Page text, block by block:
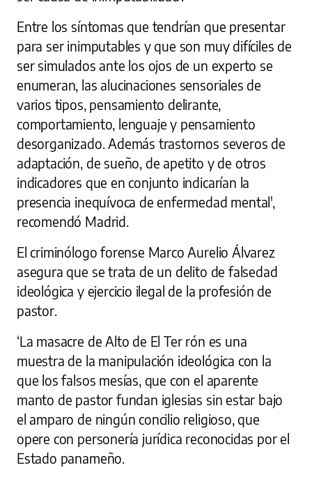
Entre los síntomas que tendrían que presentar
para ser inimputables y que son muy difíciles de
ser simulados ante los ojos de un experto se
enumeran, las alucinaciones sensoriales de
varios tipos, pensamiento delirante,
comportamiento, lenguaje y pensamiento
desorganizado. Además trastornos severos de
adaptación, de sueño, de apetito y de otros
indicadores que en conjunto indicarían la
presencia inequívoca de enfermedad mental',
recomendó Madrid.
El criminólogo forense Marco Aurelio Álvarez
asegura que se trata de un delito de falsedad
ideológica y ejercicio ilegal de la profesión de
pastor.
‘La masacre de Alto de El Ter rón es una
muestra de la manipulación ideológica con la
que los falsos mesías, que con el aparente
manto de pastor fundan iglesias sin estar bajo
el amparo de ningún concilio religioso, que
opere con personería jurídica reconocidas por el
Estado panameño.